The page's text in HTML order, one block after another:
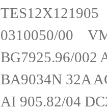
0310050/
BG7925.96/
BA9034N
AI 905.82/04